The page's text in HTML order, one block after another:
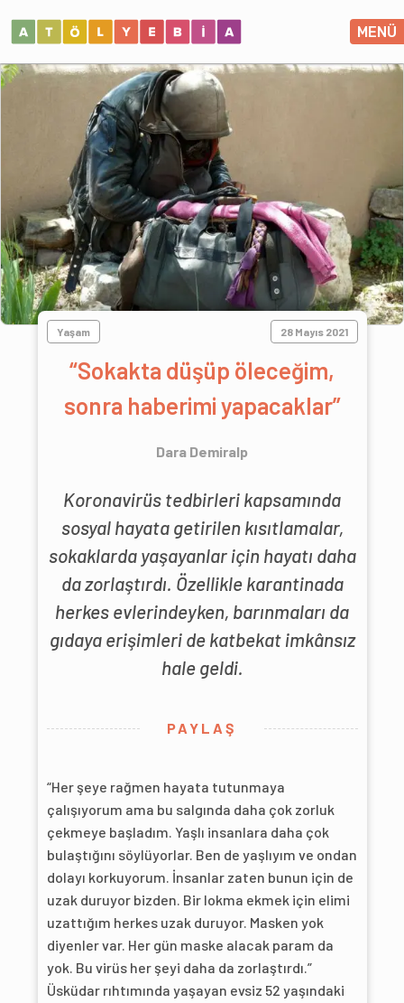
MENÜ
Yaşam 28 Mayıs 2021
“Sokakta düşüp öleceğim,
sonra haberimi yapacaklar”
Dara Demiralp
Koronavirüs tedbirleri kapsamında
sosyal hayata getirilen kısıtlamalar,
sokaklarda yaşayanlar için hayatı daha
da zorlaştırdı. Özellikle karantinada
herkes evlerindeyken, barınmaları da
gıdaya erişimleri de katbekat imkânsız
hale geldi.
PAYLAŞ
“Her şeye rağmen hayata tutunmaya
çalışıyorum ama bu salgında daha çok zorluk
çekmeye başladım. Yaşlı insanlara daha çok
bulaştığını söylüyorlar. Ben de yaşlıyım ve ondan
dolayı korkuyorum. İnsanlar zaten bunun için de
uzak duruyor bizden. Bir lokma ekmek için elimi
uzattığım herkes uzak duruyor. Masken yok
diyenler var. Her gün maske alacak param da
yok. Bu virüs her şeyi daha da zorlaştırdı.”
Üsküdar rıhtımında yaşayan evsiz 52 yaşındaki